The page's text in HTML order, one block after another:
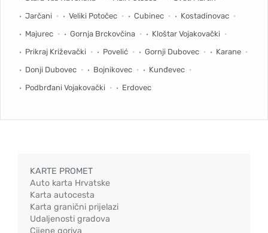
Jarčani
Veliki Potočec Cubinec
Kostadinovac
Majurec
Gornja Brckovčina
Kloštar Vojakovački
Prikraj Križevački
Povelić Gornji Dubovec
Karane
Donji Dubovec
Bojnikovec
Kunđevec
Podbrđani Vojakovački
Erdovec
KARTE PROMET
Auto karta Hrvatske
Karta autocesta
Karta granični prijelazi
Udaljenosti gradova
Cijene goriva